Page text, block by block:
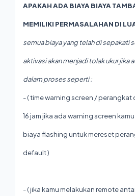
APAKAH ADA BIAYA BIAYA
MEMILIKI PERMASALAHAN DI
semua biaya yang telah di sepakati
aktivasi akan menjadi tolak ukur jika
dalam proses seperti :
- ( time warning screen / perangkat
16 jam jika ada warning screen
biaya flashing untuk mereset
default )
- ( jika kamu melakukan remote